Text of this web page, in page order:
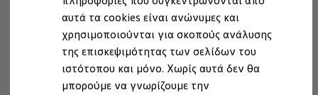
αυτά τα cookies είναι ανώνυμες και
χρησιμοποιούνται για σκοπούς ανάλυσης
της επισκεψιμότητας των σελίδων του
ιστότοπου και μόνο. Χωρίς αυτά δεν θα
μπορούμε να γνωρίζουμε την
Οδική Βοήθεια
Volkswagen Service
Ανταλλακτικά Volkswagen
Γνήσια αξεσουάρ Volkswagen
Γνήσια αξεσουάρ Volkswagen ειδικά για κάθε
Εσωτερική και εξωτερική προστασία
Λύσεις μεταφοράς και αποσκευών
Τα οφέλη σας
Υψηλή ποιότητα υπηρεσιών:
Επωφεληθείτε από υψηλό επίπεδο